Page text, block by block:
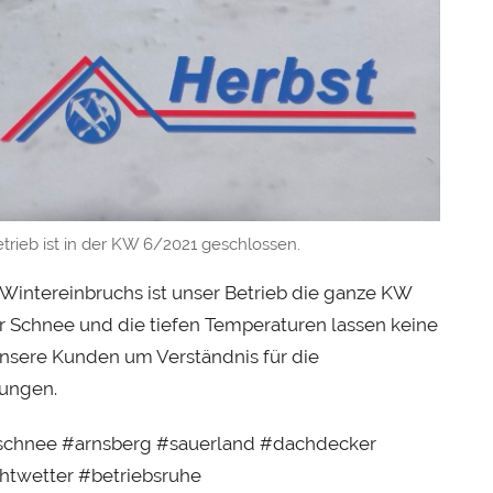
ist in der KW 6/2021 geschlossen.
ist unser Betrieb die ganze KW
Schnee und die tiefen Temperaturen lassen keine
Kunden um Verständnis für die
#arnsberg #sauerland #dachdecker
#betriebsruhe